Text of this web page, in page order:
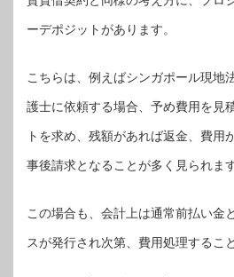
ーデポジットがあります。
こちらは、例えばシンガポール現地
護士に依頼する場合、予め費用を見
トを求め、残額があれば返金、費用
事後請求となることが多く見られます
この場合も、会計上は通常前払い金
スが発行され次第、費用処理するこ